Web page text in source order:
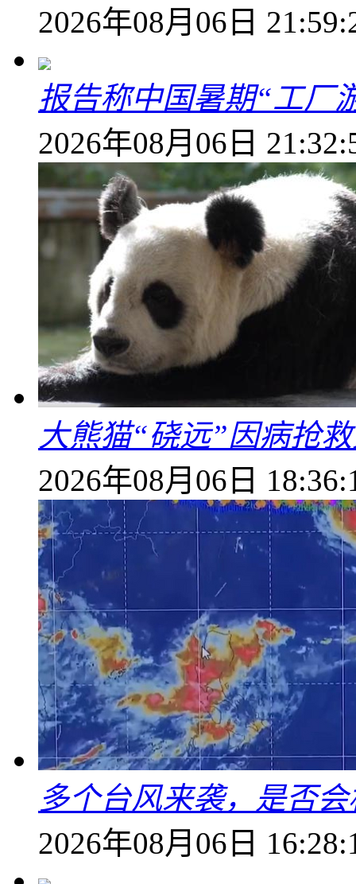
2026年08月06日
报告称中国暑期“工厂
2026年08月06日
大熊猫“硗远”因病抢
2026年08月06日
多个台风来袭，是否
2026年08月06日